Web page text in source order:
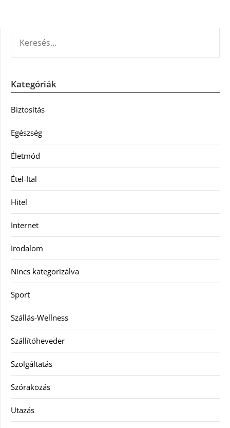
Kategóriák
Biztosítás
Egészség
Életmód
Étel-Ital
Hitel
Internet
Irodalom
Nincs kategorizálva
Sport
Szállás-Wellness
Szállítóheveder
Szolgáltatás
Szórakozás
Utazás